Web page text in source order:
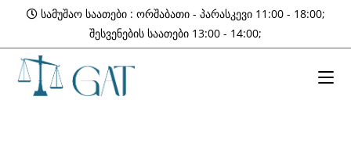
content
სამუშაო საათები : ორშაბათი - პარასკევი 11:00 - 18:00;
შესვენების საათები 13:00 - 14:00;